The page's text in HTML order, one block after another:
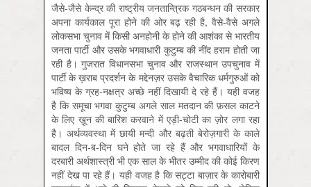
जैसे-जैसे केन्द्र की राष्ट्रीय जनतान्त्रिक गठबन्धन की सरकार
अपना कार्यकाल पूरा होने की ओर बढ़ रही है, वैसे-वैसे अगले
लोकसभा चुनाव में किसी अनहोनी के होने की आशंका से भारतीय
जनता पार्टी और उसके भगवाधारी कुटुम्ब की नींद हराम होती जा
रही है। गुजरात विधानसभा चुनाव और राजस्थान उपचुनाव में
पार्टी के ख़राब प्रदर्शन के मद्देनज़र उसके वैचारिक धर्मगुरुओं को
भविष्य के ग्रह-नक्षत्र अच्छे नहीं दिखायी दे रहे हैं। यही वजह
है कि समूचा भगवा कुटुम्ब अगले साल मतदान की फ़सल काटने
के लिए ख़ून की बारिश करवाने में एड़ी-चोटी का ज़ोर लगा रहा
है। अर्थव्यवस्था में छायी मन्दी और बढ़ती बेरोज़गारी के काले
बादल दिन-ब-दिन घने होते जा रहे हैं और भगवाधारियों के
दरबारी अर्थशास्त्री भी एक साल के भीतर उम्मीद की कोई किरण
नहीं देख पा रहे हैं। यही वजह है‍ कि सट्टा बाज़ार के कारोबारी